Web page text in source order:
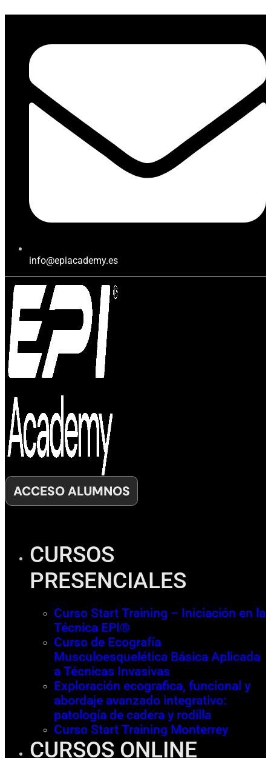
info@epiacademy.es
ACCESO ALUMNOS
CURSOS
PRESENCIALES
Curso Start Training – Iniciación en la
Técnica EPI®
Curso de Ecografía
Musculoesquelética Básica Aplicada
a Técnicas Invasivas
Exploración ecografica, funcional y
abordaje avanzado integrativo:
patología de cadera y rodilla
Curso Start Training Monterrey
CURSOS ONLINE